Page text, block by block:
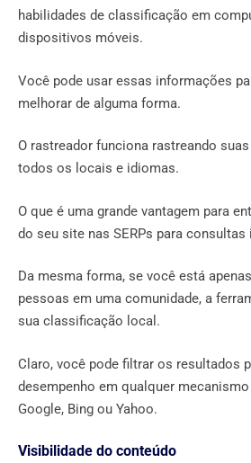
habilidades de classificação em
dispositivos móveis.
Você pode usar essas informações
melhorar de alguma forma.
O rastreador funciona rastreando
todos os locais e idiomas.
O que é uma grande vantagem para
do seu site nas SERPs para
Da mesma forma, se você está
pessoas em uma comunidade, a
sua classificação local.
Claro, você pode filtrar os resultados
desempenho em qualquer
Google, Bing ou Yahoo.
Visibilidade do conteúdo